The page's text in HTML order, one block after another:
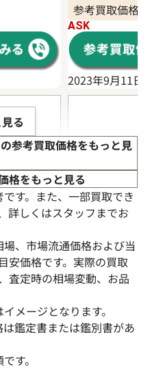
参考買取価格
ASK
2023年9月11日
ミャンマー産
参考買取価格
る
参考買取価格をもっと見
格をもっと見る
す。また、一部買取でき
詳しくはスタッフまでお
、市場流通価格および当
安価格です。実際の買取
査定時の相場変動、お品
メージとなります。
鑑定書または鑑別書があ
す。